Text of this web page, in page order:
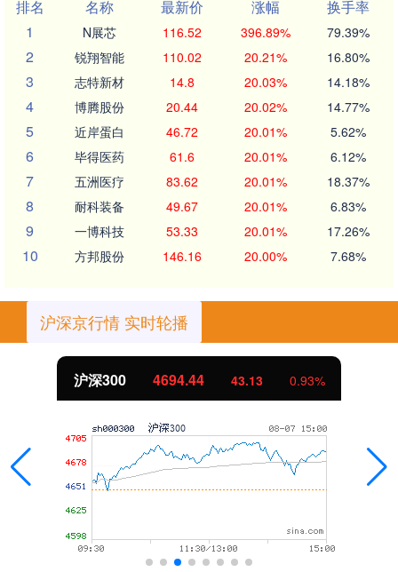
排名
名称 最新价 涨幅
换手率
1
N展芯 116.52 396.89% 79.39%
2 锐翔智能 110.02 20.21% 16.80%
3 志特新材 14.8 20.03% 14.18%
4 博腾股份 20.44 20.02% 14.77%
5 近岸蛋白 46.72 20.01% 5.62%
6 毕得医药 61.6 20.01% 6.12%
7 五洲医疗 83.62 20.01% 18.37%
8 耐科装备 49.67 20.01% 6.83%
9 一博科技 53.33 20.01% 17.26%
10 方邦股份 146.16 20.00% 7.68%
沪深京行情 实时轮播
沪深300 4694.44 43.13 0.93%